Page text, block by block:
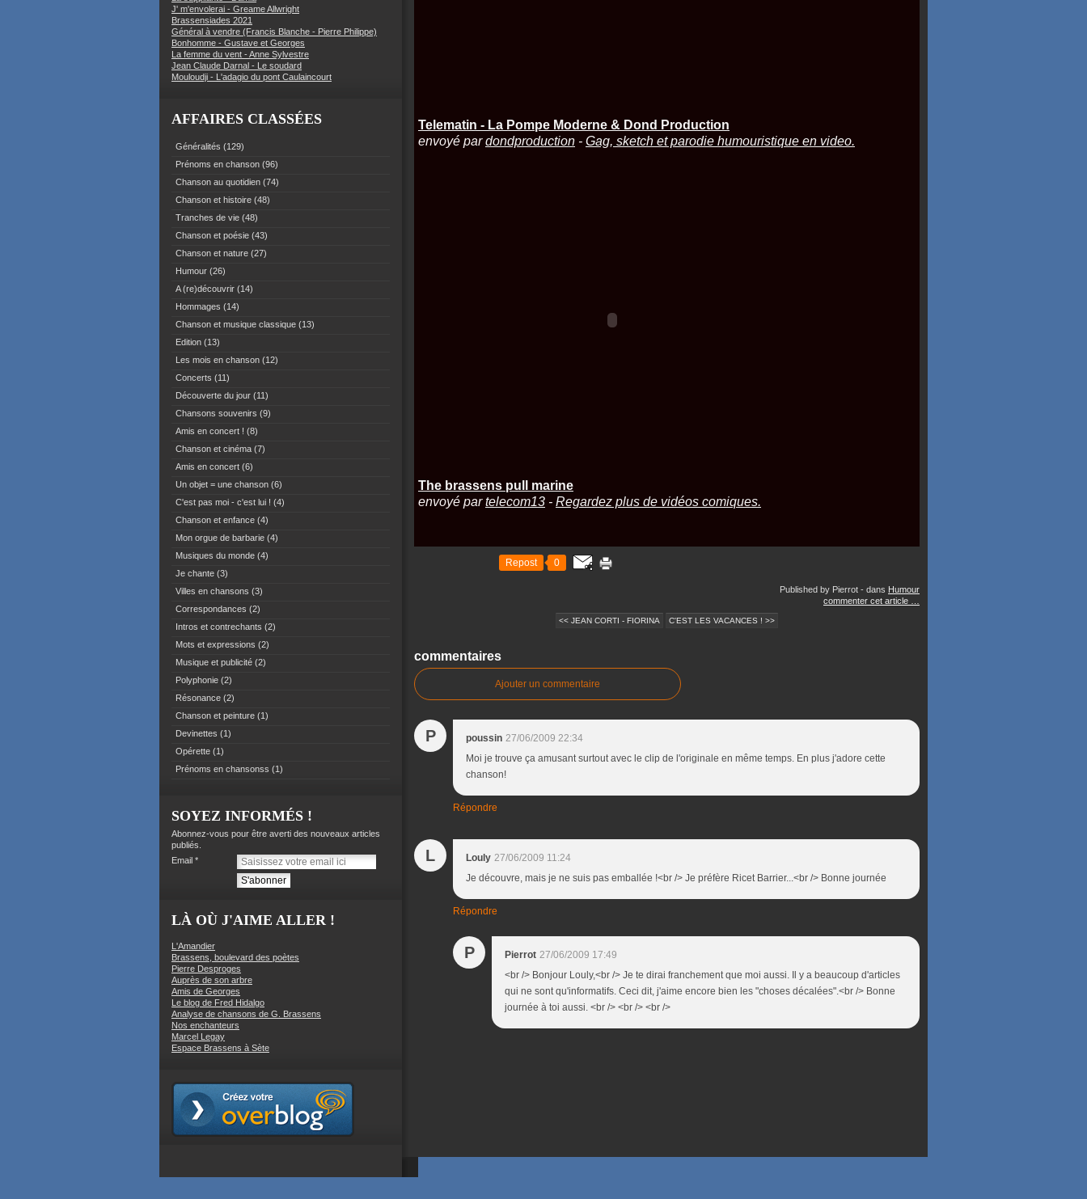
J' m'envolerai - Greame Allwright
Brassensiades 2021
Général à vendre (Francis Blanche - Pierre Philippe)
Bonhomme - Gustave et Georges
La femme du vent - Anne Sylvestre
Jean Claude Darnal - Le soudard
Mouloudji - L'adagio du pont Caulaincourt
AFFAIRES CLASSÉES
Généralités (129)
Prénoms en chanson (96)
Chanson au quotidien (74)
Chanson et histoire (48)
Tranches de vie (48)
Chanson et poésie (43)
Chanson et nature (27)
Humour (26)
A (re)découvrir (14)
Hommages (14)
Chanson et musique classique (13)
Edition (13)
Les mois en chanson (12)
Concerts (11)
Découverte du jour (11)
Chansons souvenirs (9)
Amis en concert ! (8)
Chanson et cinéma (7)
Amis en concert (6)
Un objet = une chanson (6)
C'est pas moi - c'est lui ! (4)
Chanson et enfance (4)
Mon orgue de barbarie (4)
Musiques du monde (4)
Je chante (3)
Villes en chansons (3)
Correspondances (2)
Intros et contrechants (2)
Mots et expressions (2)
Musique et publicité (2)
Polyphonie (2)
Résonance (2)
Chanson et peinture (1)
Devinettes (1)
Opérette (1)
Prénoms en chansonss (1)
SOYEZ INFORMÉS !
Abonnez-vous pour être averti des nouveaux articles
publiés.
Email
LÀ OÙ J'AIME ALLER !
L'Amandier
Brassens, boulevard des poètes
Pierre Desproges
Auprès de son arbre
Amis de Georges
Le blog de Fred Hidalgo
Analyse de chansons de G. Brassens
Nos enchanteurs
Marcel Legay
Espace Brassens à Sète
Telematin - La Pompe Moderne & Dond Production
envoyé pardondproduction - Gag, sketch et parodie humouristique en video.
The brassens pull marine
envoyé partelecom13 - Regardez plus de vidéos comiques.
Repost 0
Published by Pierrot - dans Humour
commenter cet article
<< JEAN CORTI - FIORINA C'EST LES VACANCES ! >>
commentaires
Ajouter un commentaire
P poussin 27/06/2009 22:34
Moi je trouve ça amusant surtout avec le clip de l'originale en même temps. En plus j'adore cette
chanson!
Répondre
L Louly 27/06/2009 11:24
Je découvre, mais je ne suis pas emballée !<br /> Je préfère Ricet Barrier...<br /> Bonne journée
Répondre
P Pierrot 27/06/2009 17:49
<br /> Bonjour Louly,<br /> Je te dirai franchement que moi aussi. Il y a beaucoup d'articles
qui ne sont qu'informatifs. Ceci dit, j'aime encore bien les "choses décalées".<br /> Bonne
journée à toi aussi. <br /> <br /> <br />